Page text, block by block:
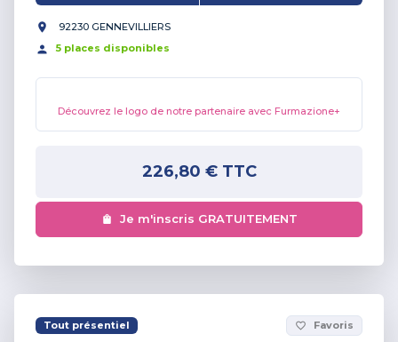
92230 GENNEVILLIERS
5 places disponibles
Découvrez le logo de notre partenaire avec Furmazione+
226,80 €TTC
Je m'inscris GRATUITEMENT
Tout présentiel favorite_border Favoris